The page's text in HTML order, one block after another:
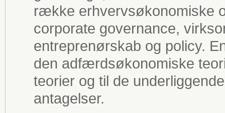
række erhvervsøkonomiske
corporate governance,
entreprenørskab og policy.
den adfærdsøkonomiske
teorier og til de
antagelser.